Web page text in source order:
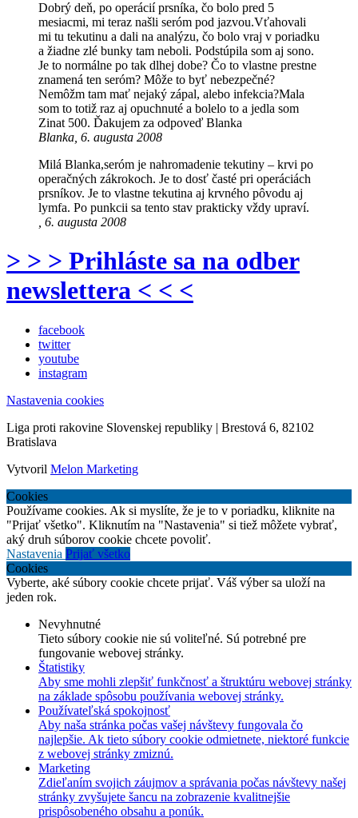
Dobrý deň, po operácií prsníka, čo bolo pred 5
mesiacmi, mi teraz našli seróm pod jazvou.Vťahovali
mi tu tekutinu a dali na analýzu, čo bolo vraj v poriadku
a žiadne zlé bunky tam neboli. Podstúpila som aj sono.
Je to normálne po tak dlhej dobe? Čo to vlastne prestne
znamená ten seróm? Môže to byť nebezpečné?
Nemôžm tam mať nejaký zápal, alebo infekcia?Mala
som to totiž raz aj opuchnuté a bolelo to a jedla som
Zinat 500. Ďakujem za odpoveď Blanka
Blanka, 6. augusta 2008
Milá Blanka,seróm je nahromadenie tekutiny – krvi po
operačných zákrokoch. Je to dosť časté pri operáciách
prsníkov. Je to vlastne tekutina aj krvného pôvodu aj
lymfa. Po punkcii sa tento stav prakticky vždy upraví.
, 6. augusta 2008
> > > Prihláste sa na odber
newslettera < < <
facebook
twitter
youtube
instagram
Nastavenia cookies
Liga proti rakovine Slovenskej republiky | Brestová 6, 82102
Bratislava
Vytvoril Melon Marketing
Cookies
Používame cookies. Ak si myslíte, že je to v poriadku, kliknite na
"Prijať všetko". Kliknutím na "Nastavenia" si tiež môžete vybrať,
aký druh súborov cookie chcete povoliť.
Nastavenia Prijať všetko
Cookies
Vyberte, aké súbory cookie chcete prijať. Váš výber sa uloží na
jeden rok.
Nevyhnutné
Tieto súbory cookie nie sú voliteľné. Sú potrebné pre
fungovanie webovej stránky.
Štatistiky
Aby sme mohli zlepšiť funkčnosť a štruktúru webovej stránky
na základe spôsobu používania webovej stránky.
Používateľská spokojnosť
Aby naša stránka počas vašej návštevy fungovala čo
najlepšie. Ak tieto súbory cookie odmietnete, niektoré funkcie
z webovej stránky zmiznú.
Marketing
Zdieľaním svojich záujmov a správania počas návštevy našej
stránky zvyšujete šancu na zobrazenie kvalitnejšie
prispôsobeného obsahu a ponúk.